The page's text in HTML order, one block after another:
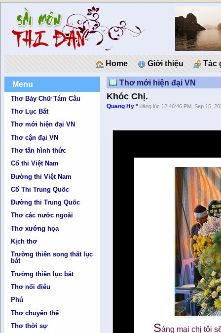
Home Giới thiệu Tác
Menu
Thơ Bảy Chữ Tám Câu
Thơ Lục Bát
Thơ mới hiện đại VN
Thơ cận đại VN
Thơ tân hình thức
Cổ thi Việt Nam
Đường thi Việt Nam
Cổ Thi Trung Quốc
Đường thi Trung Quốc
Thơ các nước ngoài
Thơ xướng họa
Kịch thơ
Trường thiên song thất lục
bát
Trường thiên lục bát
Thơ nối điêu
Phú
Thơ chuyển thể
Thơ thời sự
Thơ mới hiện đại VN
Khóc Chị.
Quang Hy *đăng lúc 12:46:46 PM, Sep 15,
Sáng mai chị tôi